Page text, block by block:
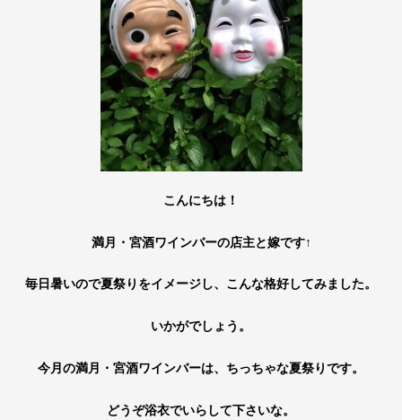
こんにちは！
満月・宮酒ワインバーの店主と嫁です↑
毎日暑いので夏祭りをイメージし、こんな格好してみました。
いかがでしょう。
今月の満月・宮酒ワインバーは、ちっちゃな夏祭りです。
どうぞ浴衣でいらして下さいな。